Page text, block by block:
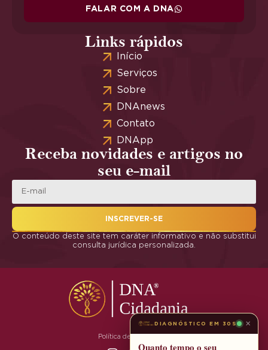
FALAR COM A DNA
Links rápidos
Início
Serviços
Sobre
DNAnews
Contato
DNApp
Receba novidades e artigos no
seu e-mail
INSCREVER-SE
O conteúdo deste site tem caráter informativo e não substitui
consulta jurídica personalizada.
Política de Privacidade
DIAGNÓSTICO EM 30S ×
Quanto tempo o seu